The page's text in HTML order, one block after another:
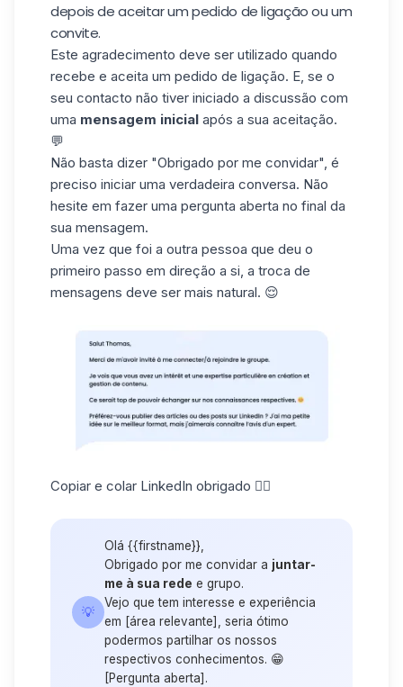
depois de aceitar um pedido de ligação ou um
convite.
Este agradecimento deve ser utilizado quando
recebe e aceita um pedido de ligação. E, se o
seu contacto não tiver iniciado a discussão com
uma mensagem inicial após a sua aceitação.
💬
Não basta dizer "Obrigado por me convidar", é
preciso iniciar uma verdadeira conversa. Não
hesite em fazer uma pergunta aberta no final da
sua mensagem.
Uma vez que foi a outra pessoa que deu o
primeiro passo em direção a si, a troca de
mensagens deve ser mais natural. 😌
Copiar e colar LinkedIn obrigado 👇🏼
💡
Olá {{firstname}},
Obrigado por me convidar a juntar-
me à sua rede e grupo.
Vejo que tem interesse e experiência
em [área relevante], seria ótimo
podermos partilhar os nossos
respectivos conhecimentos. 😁
[Pergunta aberta].